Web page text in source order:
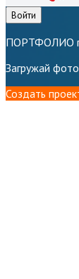
Войти
ПОРТФОЛИО
Загружай
Создать